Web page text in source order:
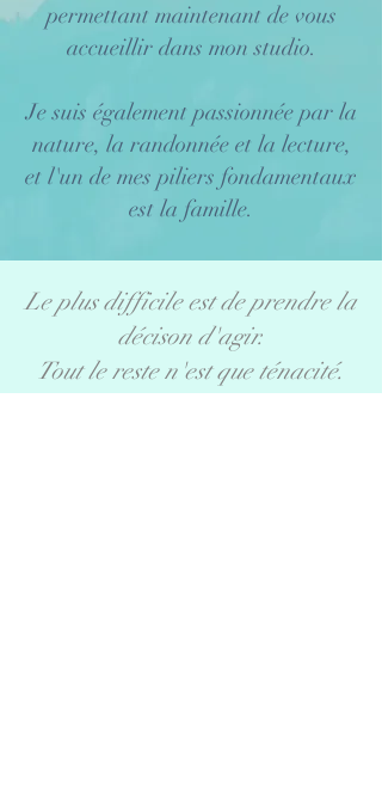
permettant maintenant de vous
accueillir dans mon studio.
Je suis également passionnée par la
nature, la randonnée et la lecture,
et l'un de mes piliers fondamentaux
est la famille.
Le plus difficile est de prendre la
décison d'agir.
Tout le reste n'est que ténacité.